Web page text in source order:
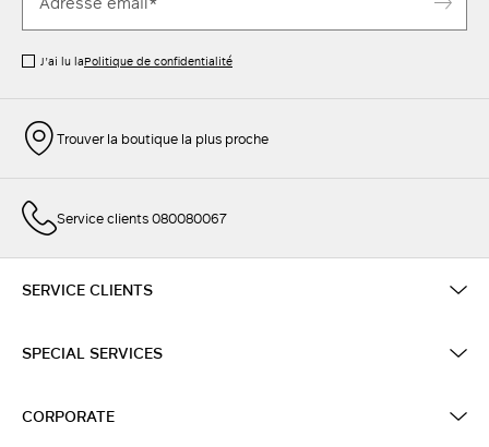
J’ai lu laPolitique de confidentialité
Trouver la boutique la plus proche
Service clients 080080067
SERVICE CLIENTS
SPECIAL SERVICES
CORPORATE